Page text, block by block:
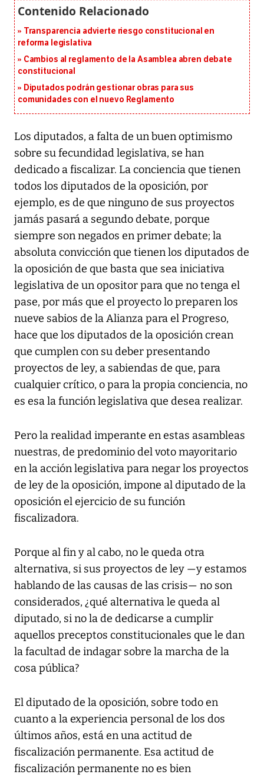
Transparencia advierte riesgo constitucional en
reforma legislativa
Cambios al reglamento de la Asamblea abren debate
constitucional
Diputados podrán gestionar obras para sus
comunidades con el nuevo Reglamento
Los diputados, a falta de un buen optimismo
sobre su fecundidad legislativa, se han
dedicado a fiscalizar. La conciencia que tienen
todos los diputados de la oposición, por
ejemplo, es de que ninguno de sus proyectos
jamás pasará a segundo debate, porque
siempre son negados en primer debate; la
absoluta convicción que tienen los diputados de
la oposición de que basta que sea iniciativa
legislativa de un opositor para que no tenga el
pase, por más que el proyecto lo preparen los
nueve sabios de la Alianza para el Progreso,
hace que los diputados de la oposición crean
que cumplen con su deber presentando
proyectos de ley, a sabiendas de que, para
cualquier crítico, o para la propia conciencia, no
es esa la función legislativa que desea realizar.
Pero la realidad imperante en estas asambleas
nuestras, de predominio del voto mayoritario
en la acción legislativa para negar los proyectos
de ley de la oposición, impone al diputado de la
oposición el ejercicio de su función
fiscalizadora.
Porque al fin y al cabo, no le queda otra
alternativa, si sus proyectos de ley —y estamos
hablando de las causas de las crisis— no son
considerados, ¿qué alternativa le queda al
diputado, si no la de dedicarse a cumplir
aquellos preceptos constitucionales que le dan
la facultad de indagar sobre la marcha de la
cosa pública?
El diputado de la oposición, sobre todo en
cuanto a la experiencia personal de los dos
últimos años, está en una actitud de
fiscalización permanente. Esa actitud de
fiscalización permanente no es bien